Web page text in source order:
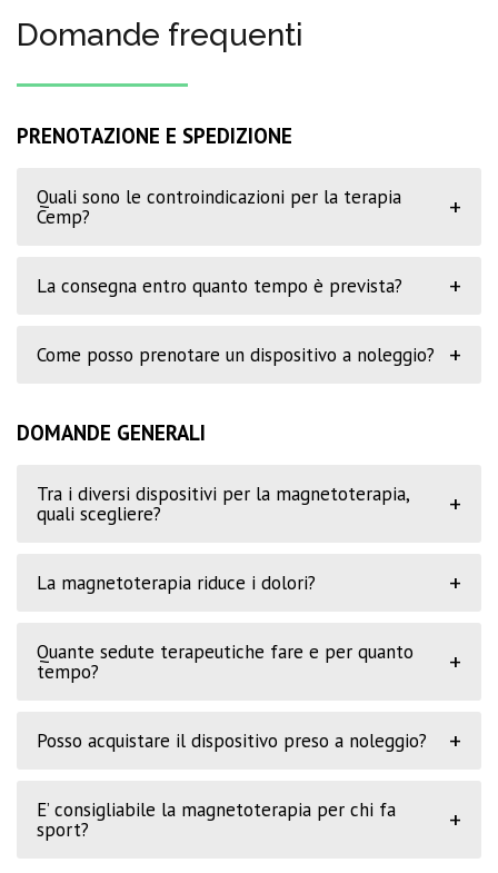
Domande frequenti
PRENOTAZIONE E SPEDIZIONE
Quali sono le controindicazioni per la terapia
Cemp?
+
La consegna entro quanto tempo è prevista? +
Come posso prenotare un dispositivo a noleggio? +
DOMANDE GENERALI
Tra i diversi dispositivi per la magnetoterapia,
quali scegliere?
+
La magnetoterapia riduce i dolori? +
Quante sedute terapeutiche fare e per quanto
tempo?
+
Posso acquistare il dispositivo preso a noleggio? +
E’ consigliabile la magnetoterapia per chi fa
sport?
+